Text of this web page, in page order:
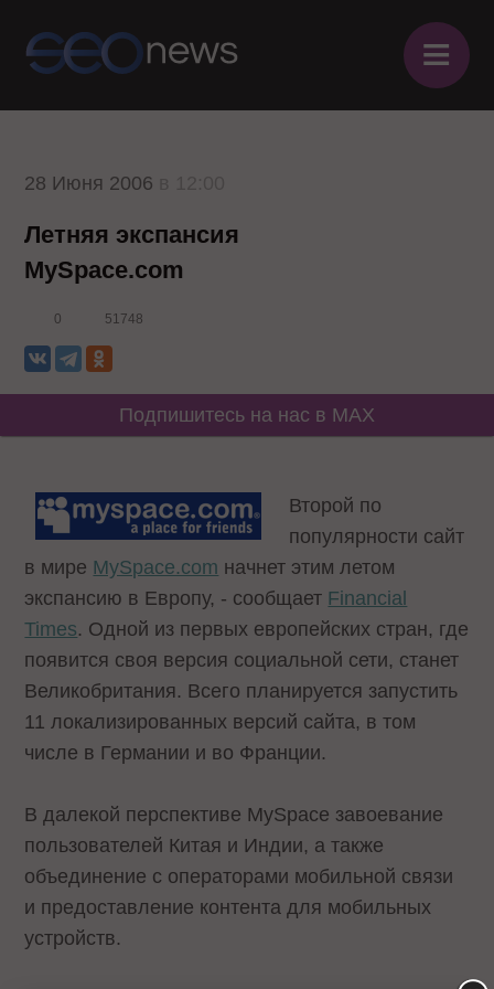
≡
28 Июня 2006
Летняя экспансия
MySpace.com
0 51748
Подпишитесь на нас в MAX
Второй по
популярности сайт
в мире MySpace.com начнет этим летом
экспансию в Европу, - сообщает Financial
Times. Одной из первых европейских стран, где
появится своя версия социальной сети, станет
Великобритания. Всего планируется запустить
11 локализированных версий сайта, в том
числе в Германии и во Франции.
В далекой перспективе MySpace завоевание
пользователей Китая и Индии, а также
объединение с операторами мобильной связи
и предоставление контента для мобильных
устройств.